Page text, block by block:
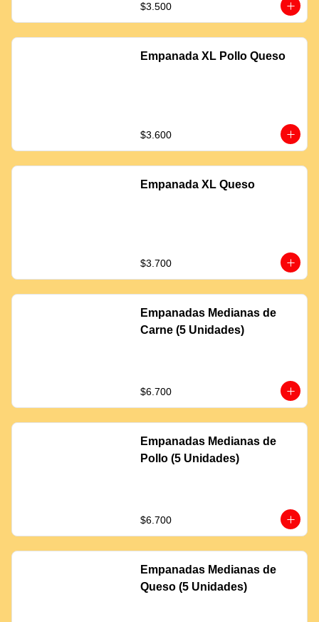
$3.500
Empanada XL Pollo Queso
$3.600
Empanada XL Queso
$3.700
Empanadas Medianas de
Carne (5 Unidades)
$6.700
Empanadas Medianas de
Pollo (5 Unidades)
$6.700
Empanadas Medianas de
Queso (5 Unidades)